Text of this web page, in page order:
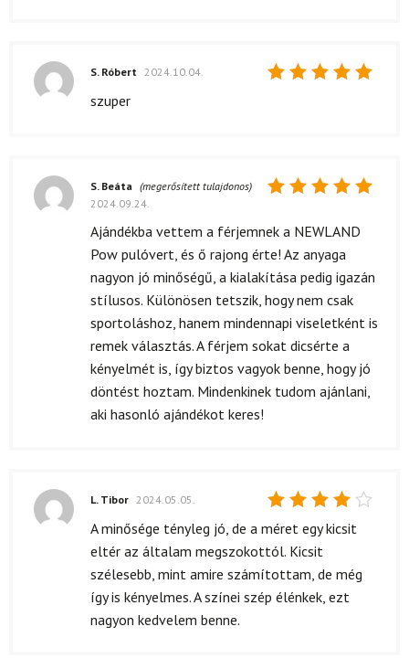
S. Róbert 2024.10.04.
szuper
5 / 5
S. Beáta (megerősített tulajdonos)
2024.09.24.
Ajándékba vettem a férjemnek a NEWLAND
Pow pulóvert, és ő rajong érte! Az anyaga
nagyon jó minőségű, a kialakítása pedig igazán
stílusos. Különösen tetszik, hogy nem csak
sportoláshoz, hanem mindennapi viseletként is
remek választás. A férjem sokat dicsérte a
kényelmét is, így biztos vagyok benne, hogy jó
döntést hoztam. Mindenkinek tudom ajánlani,
aki hasonló ajándékot keres!
Értékelés:
/ 5
L. Tibor 2024.05.05.
A minősége tényleg jó, de a méret egy kicsit
eltér az általam megszokottól. Kicsit
szélesebb, mint amire számítottam, de még
így is kényelmes. A színei szép élénkek, ezt
nagyon kedvelem benne.